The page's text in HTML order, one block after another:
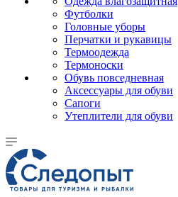
Футболки
Головные уборы
Перчатки и рукавицы
Термоодежда
Термоноски
Обувь повседневная
Аксессуары для обуви
Сапоги
Утеплители для обуви